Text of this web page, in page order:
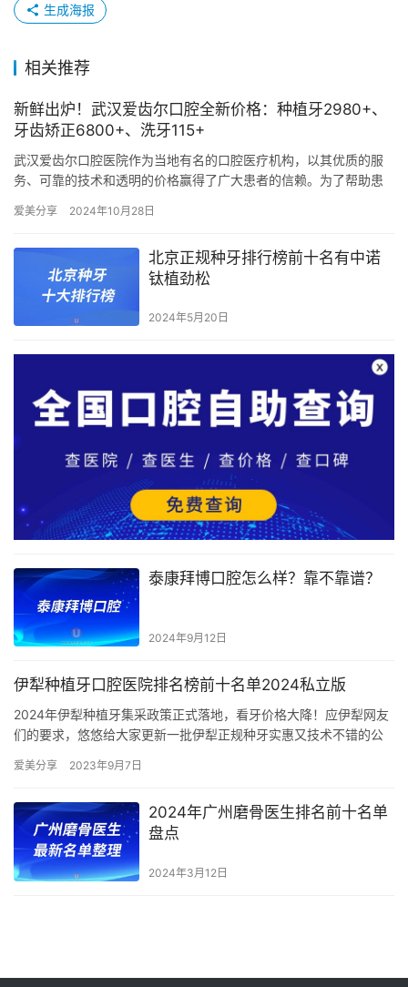
生成海报
相关推荐
新鲜出炉！武汉爱齿尔口腔全新价格：种植牙2980+、
牙齿矫正6800+、洗牙115+
武汉爱齿尔口腔医院作为当地有名的口腔医疗机构，以其优质的服
务、可靠的技术和透明的价格赢得了广大患者的信赖。为了帮助患
腔医院…
爱美分享 2024年10月28日
北京正规种牙排行榜前十名有中诺
钛植劲松
2024年5月20日
泰康拜博口腔怎么样？靠不靠谱？
2024年9月12日
伊犁种植牙口腔医院排名榜前十名单2024私立版
2024年伊犁种植牙集采政策正式落地，看牙价格大降！应伊犁网友
们的要求，悠悠给大家更新一批伊犁正规种牙实惠又技术不错的公
为…
爱美分享 2023年9月7日
2024年广州磨骨医生排名前十名单
盘点
2024年3月12日